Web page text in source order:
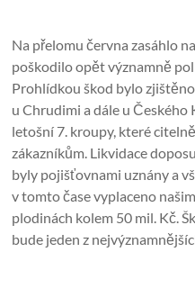
Na přelomu června zasáhlo
poškodilo opět významně
Prohlídkou škod bylo
u Chrudimi a dále u Českého
letošní 7. kroupy, které
zákazníkům. Likvidace
byly pojišťovnami uznány a
v tomto čase vyplaceno
plodinách kolem 50 mil. Kč.
bude jeden z